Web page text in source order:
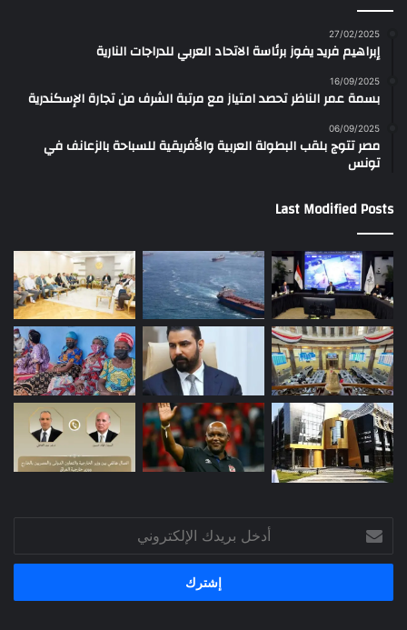
27/02/2025
إبراهيم فريد يفوز برئاسة الاتحاد العربي للدراجات النارية
16/09/2025
بسمة عمر الناظر تحصد امتياز مع مرتبة الشرف من تجارة الإسكندرية
06/09/2025
مصر تتوج بلقب البطولة العربية والأفريقية للسباحة بالزعانف في
تونس
Last Modified Posts
بريدك
الإلكتروني